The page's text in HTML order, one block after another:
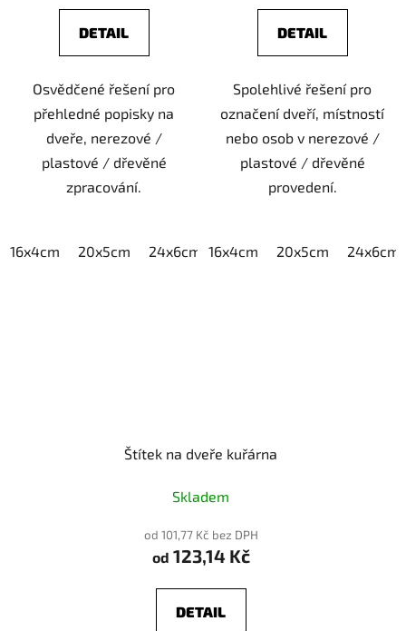
DETAIL
Osvědčené řešení pro
přehledné popisky na
dveře, nerezové /
plastové / dřevěné
zpracování.
16x4cm 20x5cm 24x6cm 30x7,5cm 40x10cm
DETAIL
Spolehlivé řešení pro
označení dveří, místností
nebo osob v nerezové /
plastové / dřevěné
provedení.
16x4cm 20x5cm 24x6cm
Štítek na dveře kuřárna
Skladem
od 101,77 Kč bez DPH
od 123,14 Kč
DETAIL